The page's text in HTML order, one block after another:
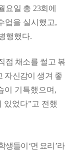
요일 총 23회에
업을 실시했고,
행했다.
접 채소를 썰고 볶
자신감이 생겨 좋
이 기특했으며 ,
있었다”고 전했
생들이 ‘면 요리 ’라